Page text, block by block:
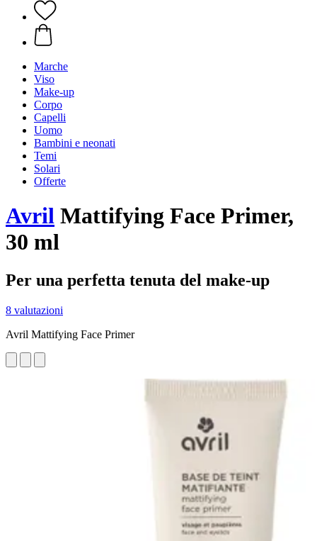
Marche
Viso
Make-up
Corpo
Capelli
Uomo
Bambini e neonati
Temi
Solari
Offerte
Avril Mattifying Face Primer,
30 ml
Per una perfetta tenuta del make-up
8 valutazioni
Avril Mattifying Face Primer